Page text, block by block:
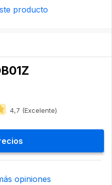
producto
4,7 (Excelente)
opiniones